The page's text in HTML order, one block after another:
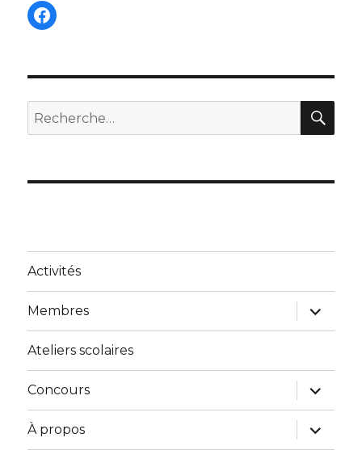
Facebook
Recherche
pour :
Activités
Membres
ouvrir
le
sous-
Ateliers scolaires
Concours
ouvrir
le
sous-
menu
À propos
ouvrir
le
sous-